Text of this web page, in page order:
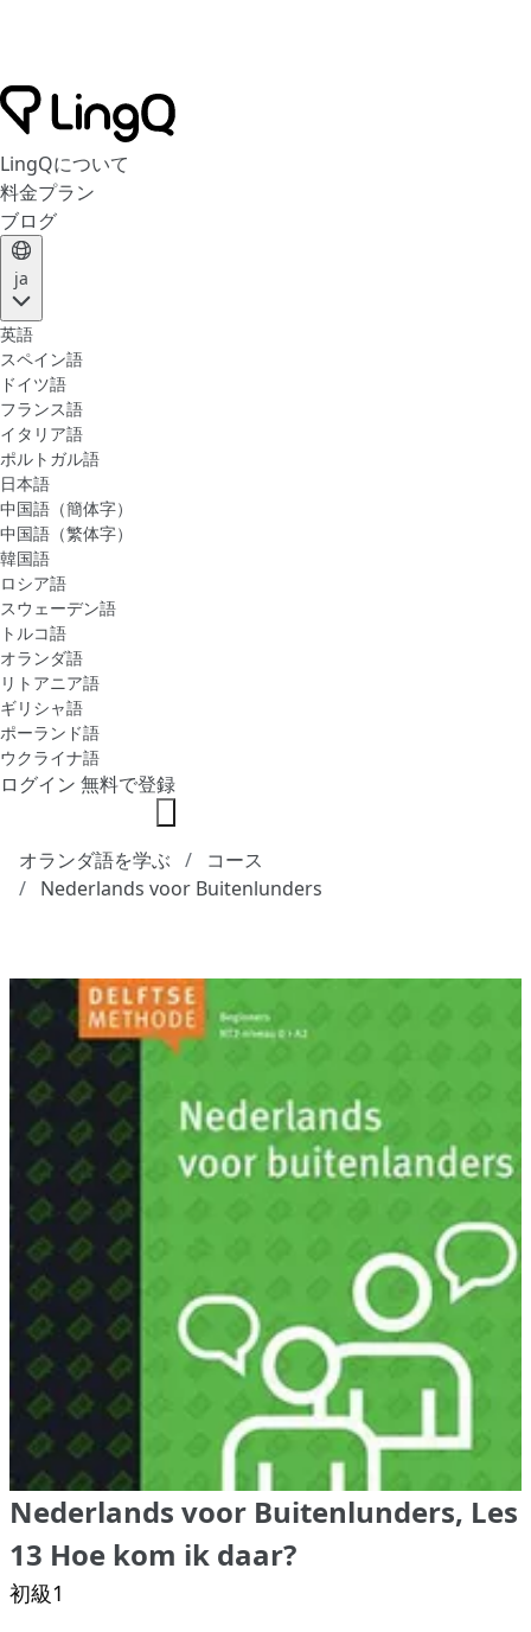
LingQについて
料金プラン
ブログ
ja
英語
スペイン語
ドイツ語
フランス語
イタリア語
ポルトガル語
日本語
中国語（簡体字）
中国語（繁体字）
韓国語
ロシア語
スウェーデン語
トルコ語
オランダ語
リトアニア語
ギリシャ語
ポーランド語
ウクライナ語
ログイン 無料で登録
オランダ語を学ぶ
コース
Nederlands voor Buitenlunders
Nederlands voor Buitenlunders, Les
13 Hoe kom ik daar?
初級1